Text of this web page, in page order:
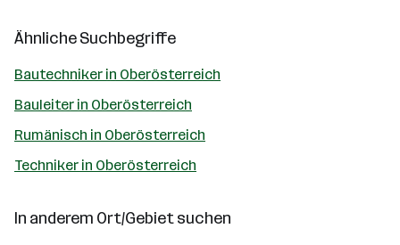
Ähnliche Suchbegriffe
Bautechniker in Oberösterreich
Bauleiter in Oberösterreich
Rumänisch in Oberösterreich
Techniker in Oberösterreich
In anderem Ort/Gebiet suchen